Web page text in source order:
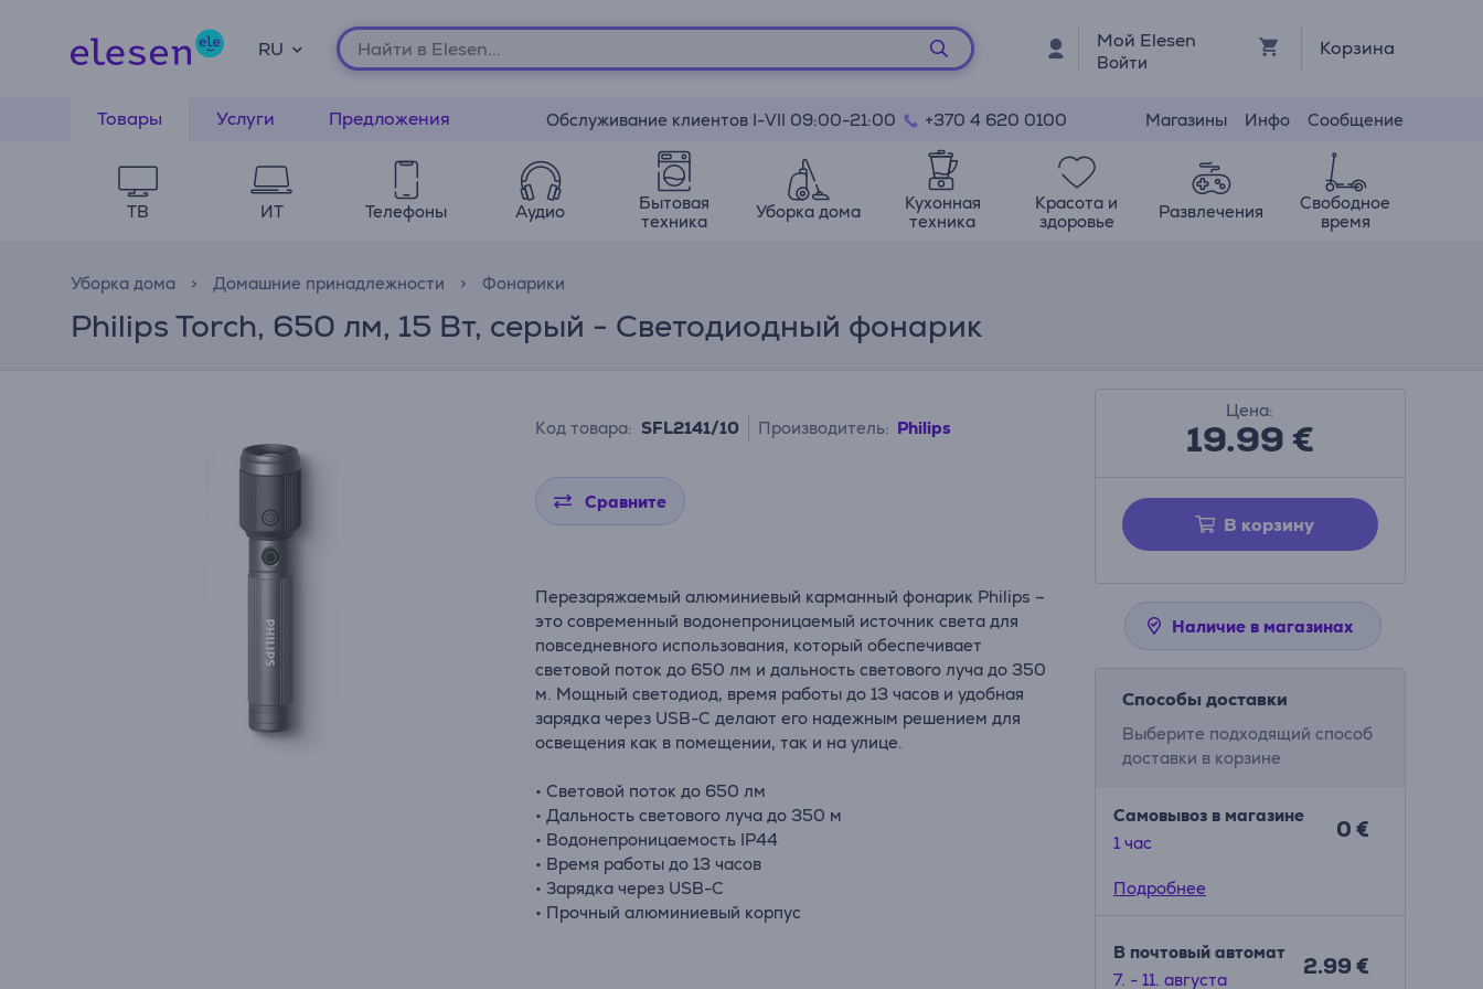
RU Мой Elesen
Войти
Корзина
Товары Услуги Предложения Обслуживание клиентов I-VII 09:00-21:00 +370 4 620 0100 Магазины Инфо Сообщение
ТВ ИТ Телефоны Аудио
Бытовая
техника
Уборка дома
Кухонная
техника
Красота и
здоровье
Развлечения
Свободное
время
Уборка дома Домашние принадлежности Фонарики
Philips Torch, 650 лм, 15 Вт, серый - Светодиодный фонарик
Код товара: SFL2141/10 Производитель: Philips
Сравните
Перезаряжаемый алюминиевый карманный фонарик Philips –
это современный водонепроницаемый источник света для
повседневного использования, который обеспечивает
световой поток до 650 лм и дальность светового луча до 350
м. Мощный светодиод, время работы до 13 часов и удобная
зарядка через USB-C делают его надежным решением для
освещения как в помещении, так и на улице.
• Световой поток до 650 лм
• Дальность светового луча до 350 м
• Водонепроницаемость IP44
• Время работы до 13 часов
• Зарядка через USB-C
• Прочный алюминиевый корпус
Цена:
19.99€
В корзину
Наличие в магазинах
Способы доставки
Выберите подходящий способ
доставки в корзине
Самовывоз в магазине
1 час
0 €
Подробнее
В почтовый автомат
7. - 11. августа
2.99 €